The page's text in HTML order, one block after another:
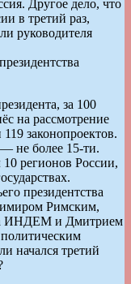
Другое дело, что
в третий раз,
руководителя
за 100
на рассмотрение
законопроектов.
не более 15-ти.
регионов России,
президентства
Римским,
ИНДЕМ и Дмитрием
начался третий